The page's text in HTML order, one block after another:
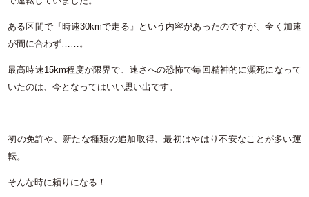
ある区間で『時速30kmで走る』という内容があったのですが、全く加速
が間に合わず……。
最高時速15km程度が限界で、速さへの恐怖で毎回精神的に瀕死になって
いたのは、今となってはいい思い出です。
初の免許や、新たな種類の追加取得、最初はやはり不安なことが多い運
転。
そんな時に頼りになる！